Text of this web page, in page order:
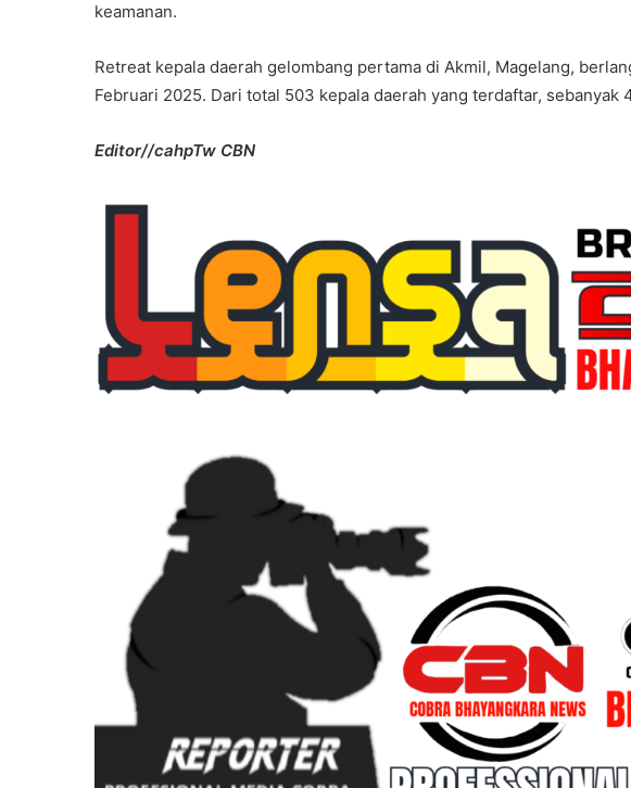
keamanan.
Retreat kepala daerah gelombang pertama di Akmil, Magelang,
Februari 2025. Dari total 503 kepala daerah yang terdaftar, sebanyak
Editor//cahpTw CBN